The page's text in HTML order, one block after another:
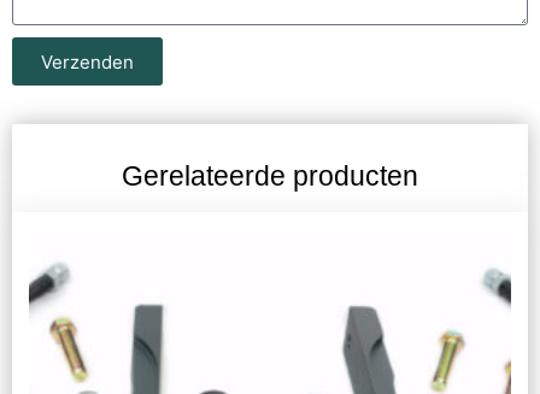
Verzenden
Gerelateerde producten